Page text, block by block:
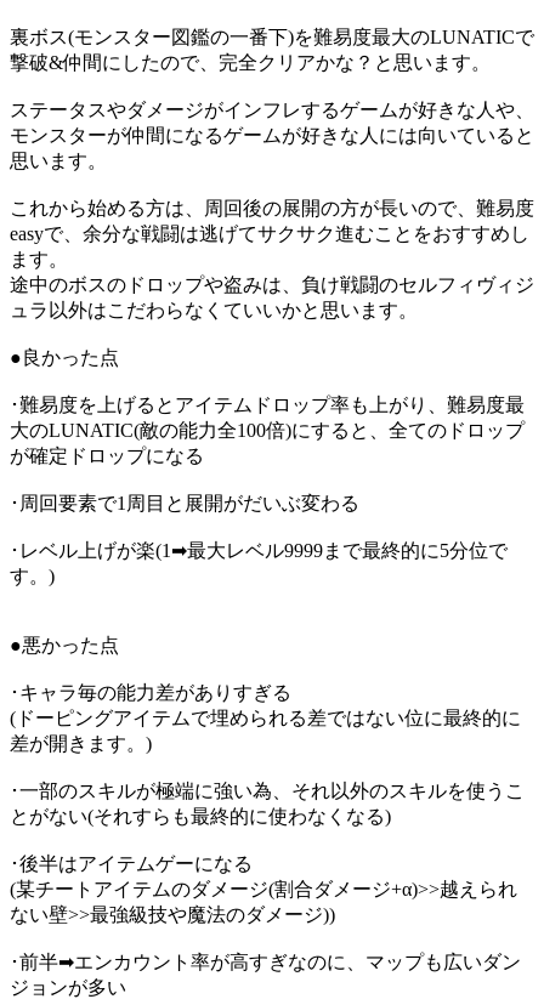
裏ボス(モンスター図鑑の一番下)を難易度最大のLUNATICで
撃破&仲間にしたので、完全クリアかな？と思います。
ステータスやダメージがインフレするゲームが好きな人や、
モンスターが仲間になるゲームが好きな人には向いていると
思います。
これから始める方は、周回後の展開の方が長いので、難易度
easyで、余分な戦闘は逃げてサクサク進むことをおすすめし
ます。
途中のボスのドロップや盗みは、負け戦闘のセルフィヴィジ
ュラ以外はこだわらなくていいかと思います。
●良かった点
･難易度を上げるとアイテムドロップ率も上がり、難易度最
大のLUNATIC(敵の能力全100倍)にすると、全てのドロップ
が確定ドロップになる
･周回要素で1周目と展開がだいぶ変わる
･レベル上げが楽(1➡最大レベル9999まで最終的に5分位で
す。)
●悪かった点
･キャラ毎の能力差がありすぎる
(ドーピングアイテムで埋められる差ではない位に最終的に
差が開きます。)
･一部のスキルが極端に強い為、それ以外のスキルを使うこ
とがない(それすらも最終的に使わなくなる)
･後半はアイテムゲーになる
(某チートアイテムのダメージ(割合ダメージ+α)>>越えられ
ない壁>>最強級技や魔法のダメージ))
･前半➡エンカウント率が高すぎなのに、マップも広いダン
ジョンが多い